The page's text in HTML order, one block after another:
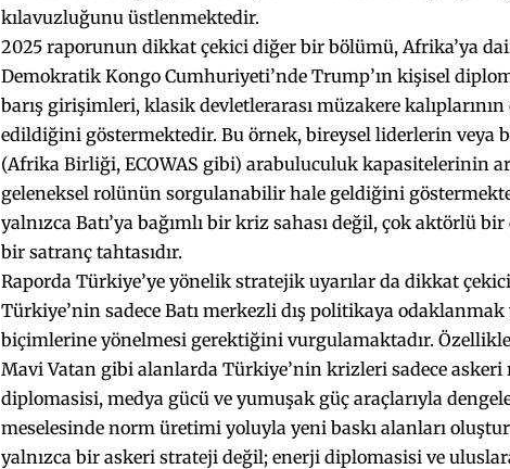
kılavuzluğunu üstlenmektedir.
2025 raporunun dikkat çekici diğer bir bölümü, Afrika’ya
Demokratik Kongo Cumhuriyeti’nde Trump’ın kişisel
barış girişimleri, klasik devletlerarası müzakere
edildiğini göstermektedir. Bu örnek, bireysel liderlerin veya
(Afrika Birliği, ECOWAS gibi) arabuluculuk kapasitelerinin
geleneksel rolünün sorgulanabilir hale geldiğini
yalnızca Batı’ya bağımlı bir kriz sahası değil, çok aktörlü
bir satranç tahtasıdır.
Raporda Türkiye’ye yönelik stratejik uyarılar da dikkat
Türkiye’nin sadece Batı merkezli dış politikaya
biçimlerine yönelmesi gerektiğini vurgulamaktadır. Özellikle
Mavi Vatan gibi alanlarda Türkiye’nin krizleri sadece
diplomasisi, medya gücü ve yumuşak güç araçlarıyla
meselesinde norm üretimi yoluyla yeni baskı alanları
yalnızca bir askeri strateji değil; enerji diplomasisi ve